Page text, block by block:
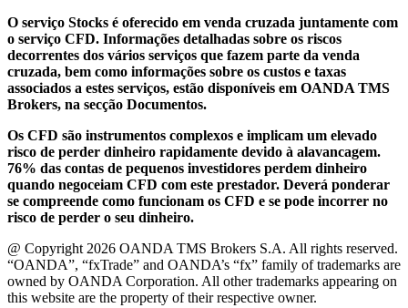
O serviço Stocks é oferecido em venda cruzada juntamente com
o serviço CFD. Informações detalhadas sobre os riscos
decorrentes dos vários serviços que fazem parte da venda
cruzada, bem como informações sobre os custos e taxas
associados a estes serviços, estão disponíveis em OANDA TMS
Brokers, na secção Documentos.
Os CFD são instrumentos complexos e implicam um elevado
risco de perder dinheiro rapidamente devido à alavancagem.
76% das contas de pequenos investidores perdem dinheiro
quando negoceiam CFD com este prestador. Deverá ponderar
se compreende como funcionam os CFD e se pode incorrer no
risco de perder o seu dinheiro.
@ Copyright 2026 OANDA TMS Brokers S.A. All rights reserved.
“OANDA”, “fxTrade” and OANDA’s “fx” family of trademarks are
owned by OANDA Corporation. All other trademarks appearing on
this website are the property of their respective owner.